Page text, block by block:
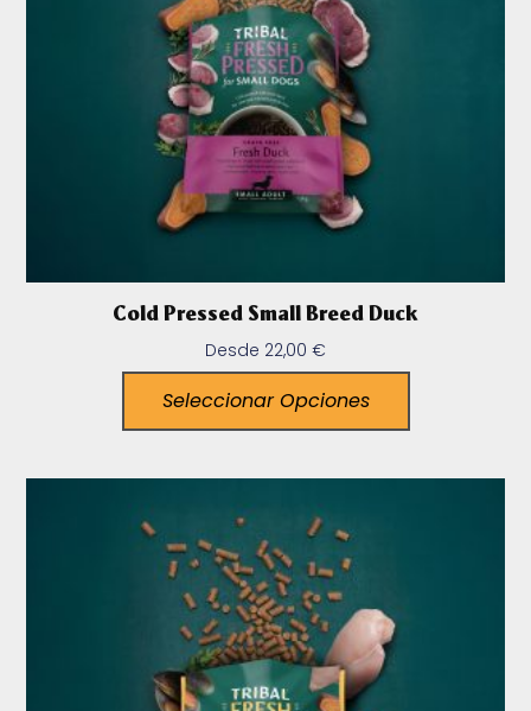
Cold Pressed Small Breed Duck
Desde 22,00 €
Seleccionar Opciones